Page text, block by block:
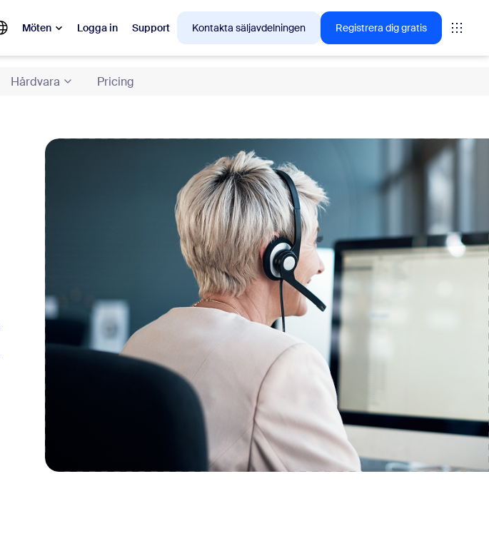
Möten Logga in Support Kontakta säljavdelningen Registrera dig gratis
Rooms
Canvas
CX-insikter
Hårdvara Pricing